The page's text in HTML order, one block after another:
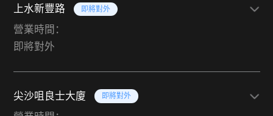
上水新豐路 即將對外
營業時間：
即將對外
尖沙咀良士大廈 即將對外